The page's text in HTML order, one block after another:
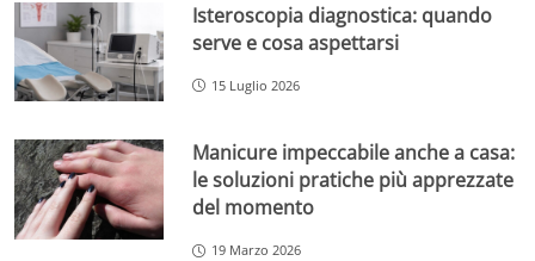
Isteroscopia diagnostica: quando
serve e cosa aspettarsi
15 Luglio 2026
Manicure impeccabile anche a casa:
le soluzioni pratiche più apprezzate
del momento
19 Marzo 2026